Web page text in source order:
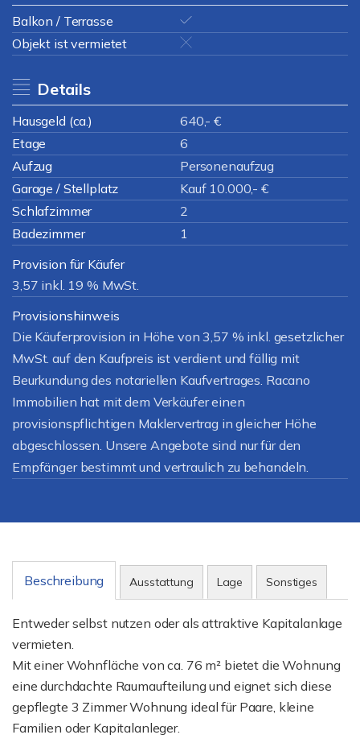
Balkon / Terrasse
Objekt ist vermietet
Details
Hausgeld (ca.)
640,- €
Etage
6
Aufzug
Personenaufzug
Garage / Stellplatz
Kauf 10.000,- €
Schlafzimmer
2
Badezimmer
1
Provision für Käufer
3,57 inkl. 19 % MwSt.
Provisionshinweis
Die Käuferprovision in Höhe von 3,57 % inkl. gesetzlicher
MwSt. auf den Kaufpreis ist verdient und fällig mit
Beurkundung des notariellen Kaufvertrages. Racano
Immobilien hat mit dem Verkäufer einen
provisionspflichtigen Maklervertrag in gleicher Höhe
abgeschlossen. Unsere Angebote sind nur für den
Empfänger bestimmt und vertraulich zu behandeln.
Beschreibung Ausstattung Lage Sonstiges
Entweder selbst nutzen oder als attraktive Kapitalanlage
vermieten.
Mit einer Wohnfläche von ca. 76 m² bietet die Wohnung
eine durchdachte Raumaufteilung und eignet sich diese
gepflegte 3 Zimmer Wohnung ideal für Paare, kleine
Familien oder Kapitalanleger.